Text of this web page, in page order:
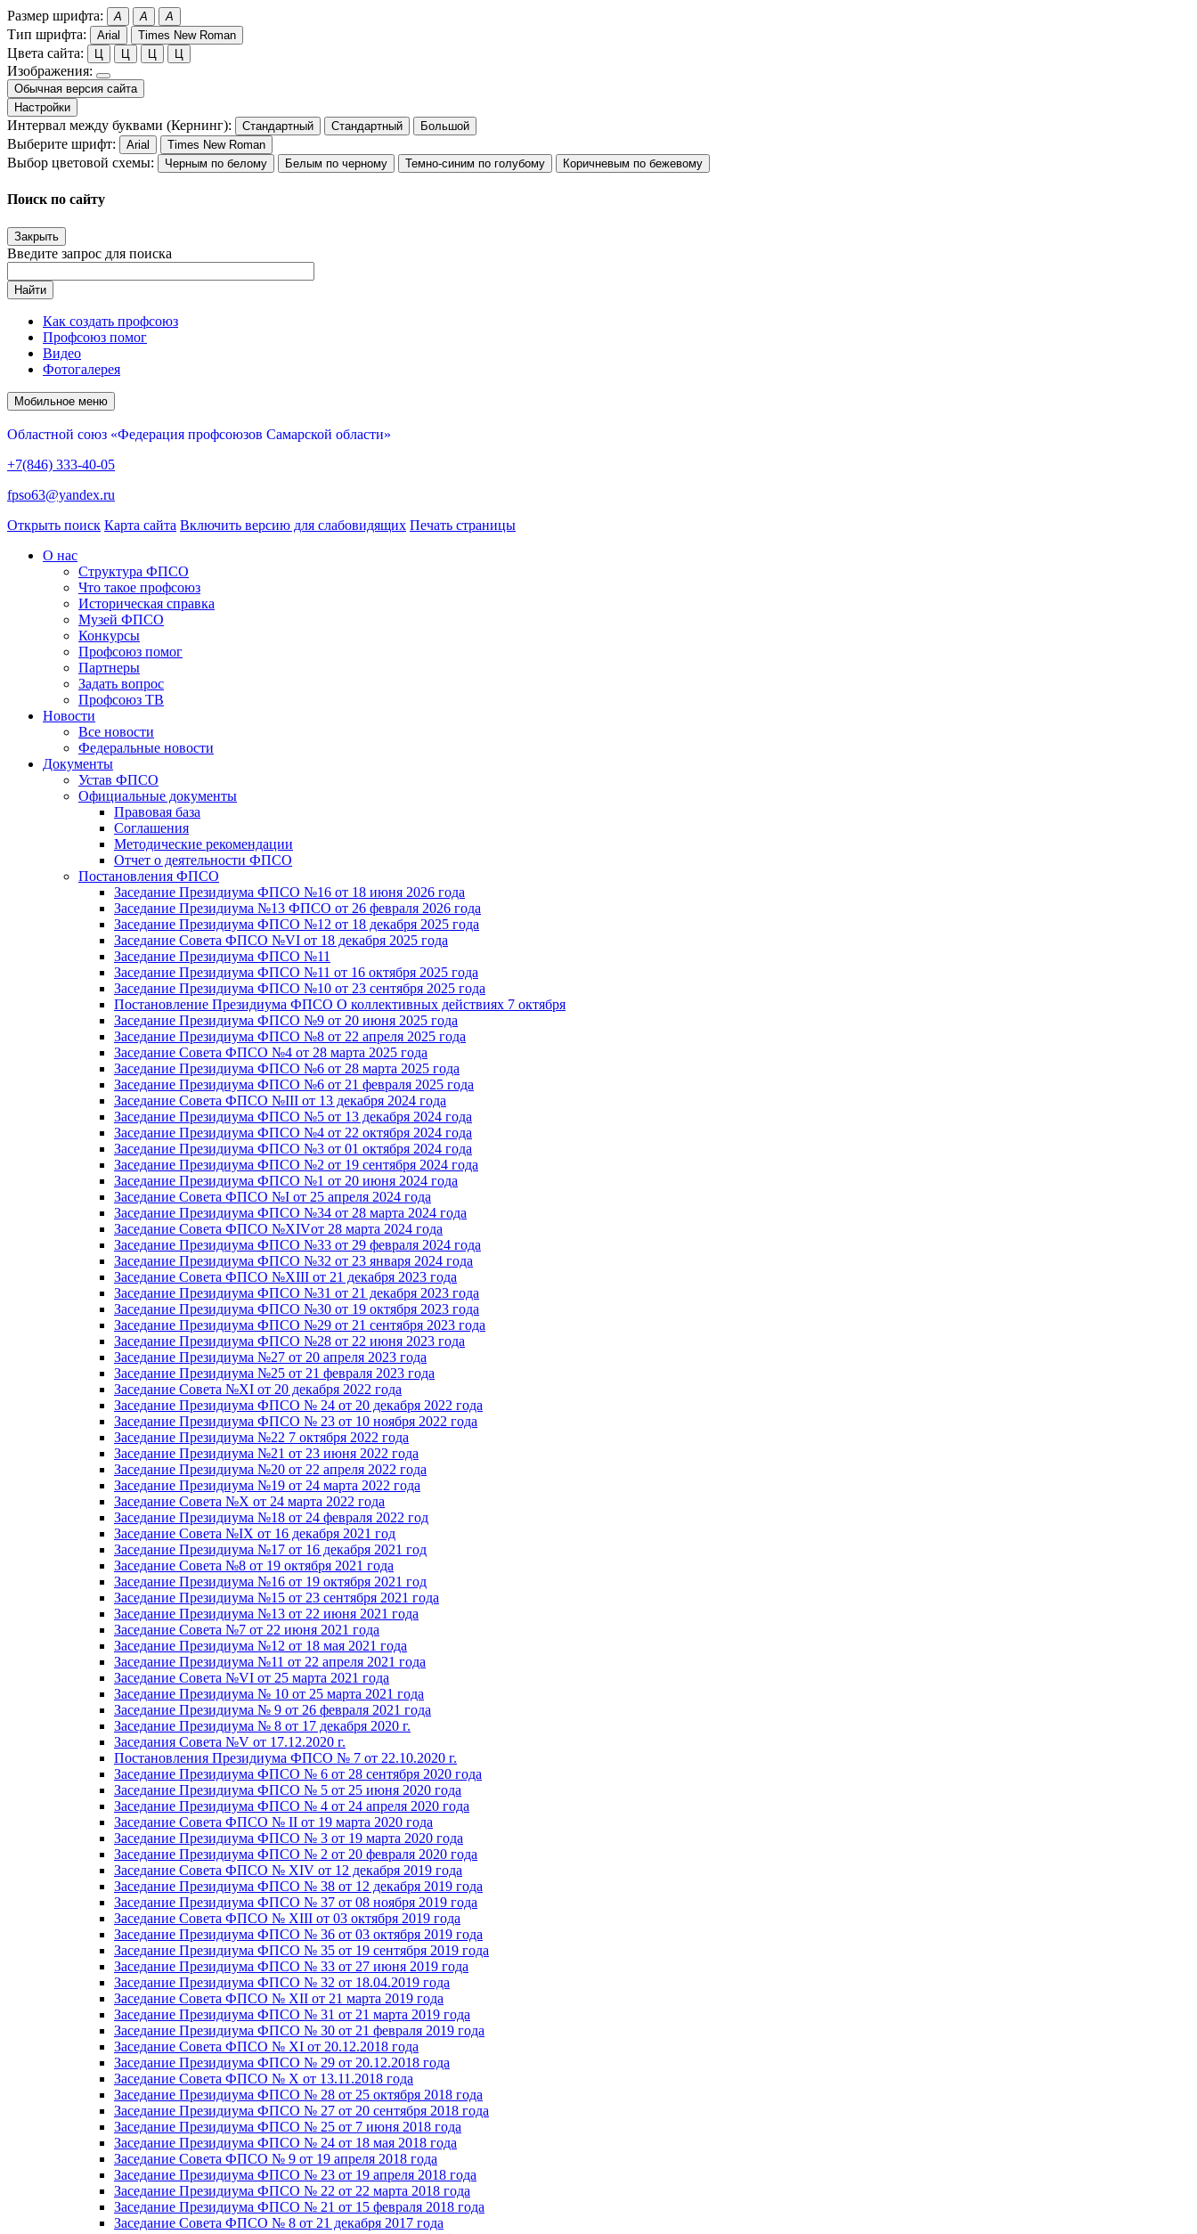
Размер шрифта: A A A
Тип шрифта: Arial Times New Roman
Цвета сайта: Ц Ц Ц Ц
Изображения:
Обычная версия сайта
Настройки
Интервал между буквами (Кернинг): Стандартный Стандартный Большой
Выберите шрифт: Arial Times New Roman
Выбор цветовой схемы: Черным по белому Белым по черному Темно-синим по голубому Коричневым по бежевому
Поиск по сайту
Закрыть
Введите запрос для поиска
Найти
Как создать профсоюз
Профсоюз помог
Видео
Фотогалерея
Мобильное меню
Областной союз «Федерация профсоюзов Самарской области»
+7(846) 333-40-05
fpso63@yandex.ru
Открыть поиск Карта сайта Включить версию для слабовидящих Печать страницы
О нас
Структура ФПСО
Что такое профсоюз
Историческая справка
Музей ФПСО
Конкурсы
Профсоюз помог
Партнеры
Задать вопрос
Профсоюз ТВ
Новости
Все новости
Федеральные новости
Документы
Устав ФПСО
Официальные документы
Правовая база
Соглашения
Методические рекомендации
Отчет о деятельности ФПСО
Постановления ФПСО
Заседание Президиума ФПСО №16 от 18 июня 2026 года
Заседание Президиума №13 ФПСО от 26 февраля 2026 года
Заседание Президиума ФПСО №12 от 18 декабря 2025 года
Заседание Совета ФПСО №VI от 18 декабря 2025 года
Заседание Президиума ФПСО №11
Заседание Президиума ФПСО №11 от 16 октября 2025 года
Заседание Президиума ФПСО №10 от 23 сентября 2025 года
Постановление Президиума ФПСО О коллективных действиях 7 октября
Заседание Президиума ФПСО №9 от 20 июня 2025 года
Заседание Президиума ФПСО №8 от 22 апреля 2025 года
Заседание Совета ФПСО №4 от 28 марта 2025 года
Заседание Президиума ФПСО №6 от 28 марта 2025 года
Заседание Президиума ФПСО №6 от 21 февраля 2025 года
Заседание Совета ФПСО №III от 13 декабря 2024 года
Заседание Президиума ФПСО №5 от 13 декабря 2024 года
Заседание Президиума ФПСО №4 от 22 октября 2024 года
Заседание Президиума ФПСО №3 от 01 октября 2024 года
Заседание Президиума ФПСО №2 от 19 сентября 2024 года
Заседание Президиума ФПСО №1 от 20 июня 2024 года
Заседание Совета ФПСО №I от 25 апреля 2024 года
Заседание Президиума ФПСО №34 от 28 марта 2024 года
Заседание Совета ФПСО №XIVот 28 марта 2024 года
Заседание Президиума ФПСО №33 от 29 февраля 2024 года
Заседание Президиума ФПСО №32 от 23 января 2024 года
Заседание Совета ФПСО №XIII от 21 декабря 2023 года
Заседание Президиума ФПСО №31 от 21 декабря 2023 года
Заседание Президиума ФПСО №30 от 19 октября 2023 года
Заседание Президиума ФПСО №29 от 21 сентября 2023 года
Заседание Президиума ФПСО №28 от 22 июня 2023 года
Заседание Президиума №27 от 20 апреля 2023 года
Заседание Президиума №25 от 21 февраля 2023 года
Заседание Совета №XI от 20 декабря 2022 года
Заседание Президиума ФПСО № 24 от 20 декабря 2022 года
Заседание Президиума ФПСО № 23 от 10 ноября 2022 года
Заседание Президиума №22 7 октября 2022 года
Заседание Президиума №21 от 23 июня 2022 года
Заседание Президиума №20 от 22 апреля 2022 года
Заседание Президиума №19 от 24 марта 2022 года
Заседание Совета №X от 24 марта 2022 года
Заседание Президиума №18 от 24 февраля 2022 год
Заседание Совета №IX от 16 декабря 2021 год
Заседание Президиума №17 от 16 декабря 2021 год
Заседание Совета №8 от 19 октября 2021 года
Заседание Президиума №16 от 19 октября 2021 год
Заседание Президиума №15 от 23 сентября 2021 года
Заседание Президиума №13 от 22 июня 2021 года
Заседание Совета №7 от 22 июня 2021 года
Заседание Президиума №12 от 18 мая 2021 года
Заседание Президиума №11 от 22 апреля 2021 года
Заседание Совета №VI от 25 марта 2021 года
Заседание Президиума № 10 от 25 марта 2021 года
Заседание Президиума № 9 от 26 февраля 2021 года
Заседание Президиума № 8 от 17 декабря 2020 г.
Заседания Совета №V от 17.12.2020 г.
Постановления Президиума ФПСО № 7 от 22.10.2020 г.
Заседание Президиума ФПСО № 6 от 28 сентября 2020 года
Заседание Президиума ФПСО № 5 от 25 июня 2020 года
Заседание Президиума ФПСО № 4 от 24 апреля 2020 года
Заседание Совета ФПСО № II от 19 марта 2020 года
Заседание Президиума ФПСО № 3 от 19 марта 2020 года
Заседание Президиума ФПСО № 2 от 20 февраля 2020 года
Заседание Совета ФПСО № XIV от 12 декабря 2019 года
Заседание Президиума ФПСО № 38 от 12 декабря 2019 года
Заседание Президиума ФПСО № 37 от 08 ноября 2019 года
Заседание Совета ФПСО № XIII от 03 октября 2019 года
Заседание Президиума ФПСО № 36 от 03 октября 2019 года
Заседание Президиума ФПСО № 35 от 19 сентября 2019 года
Заседание Президиума ФПСО № 33 от 27 июня 2019 года
Заседание Президиума ФПСО № 32 от 18.04.2019 года
Заседание Совета ФПСО № XII от 21 марта 2019 года
Заседание Президиума ФПСО № 31 от 21 марта 2019 года
Заседание Президиума ФПСО № 30 от 21 февраля 2019 года
Заседание Совета ФПСО № XI от 20.12.2018 года
Заседание Президиума ФПСО № 29 от 20.12.2018 года
Заседание Совета ФПСО № X от 13.11.2018 года
Заседание Президиума ФПСО № 28 от 25 октября 2018 года
Заседание Президиума ФПСО № 27 от 20 сентября 2018 года
Заседание Президиума ФПСО № 25 от 7 июня 2018 года
Заседание Президиума ФПСО № 24 от 18 мая 2018 года
Заседание Совета ФПСО № 9 от 19 апреля 2018 года
Заседание Президиума ФПСО № 23 от 19 апреля 2018 года
Заседание Президиума ФПСО № 22 от 22 марта 2018 года
Заседание Президиума ФПСО № 21 от 15 февраля 2018 года
Заседание Совета ФПСО № 8 от 21 декабря 2017 года